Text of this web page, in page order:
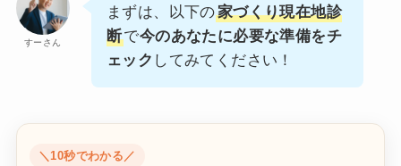
すーさん
まずは、以下の家づくり現在地診
断で今のあなたに必要な準備をチ
ェック してみてください！
＼10秒でわかる／